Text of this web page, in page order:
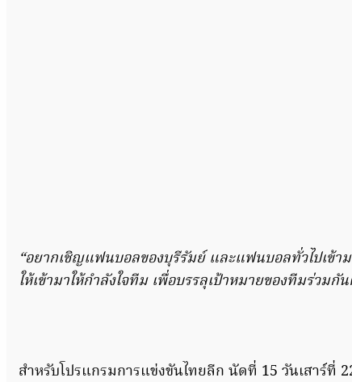
“อยากเชิญแฟนบอลของบุรีรัมย์ และแฟนบอลทั่วไปเข้า
ให้เข้ามาให้กำลังใจทีม เพื่อบรรลุเป้าหมายของทีมร่วมกั
สำหรับโปรแกรมการแข่งขันไทยลีก นัดที่ 15 วันเสาร์ที่